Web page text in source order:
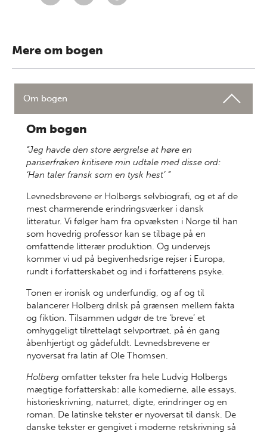
Mere om bogen
Om bogen
Om bogen
“Jeg havde den store ærgrelse at høre en
pariserfrøken kritisere min udtale med disse ord:
‘Han taler fransk som en tysk hest’ ”
Levnedsbrevene er Holbergs selvbiografi, og et af de
mest charmerende erindringsværker i dansk
litteratur. Vi følger ham fra opvæksten i Norge til han
som hovedrig professor kan se tilbage på en
omfattende litterær produktion. Og undervejs
kommer vi ud på begivenhedsrige rejser i Europa,
rundt i forfatterskabet og ind i forfatterens psyke.
Tonen er ironisk og underfundig, og af og til
balancerer Holberg drilsk på grænsen mellem fakta
og fiktion. Tilsammen udgør de tre ‘breve’ et
omhyggeligt tilrettelagt selvportræt, på én gang
åbenhjertigt og gådefuldt. Levnedsbrevene er
nyoversat fra latin af Ole Thomsen.
Holberg omfatter tekster fra hele Ludvig Holbergs
mægtige forfatterskab: alle komedierne, alle essays,
historieskrivning, naturret, digte, erindringer og en
roman. De latinske tekster er nyoversat til dansk. De
danske tekster er gengivet i moderne retskrivning så